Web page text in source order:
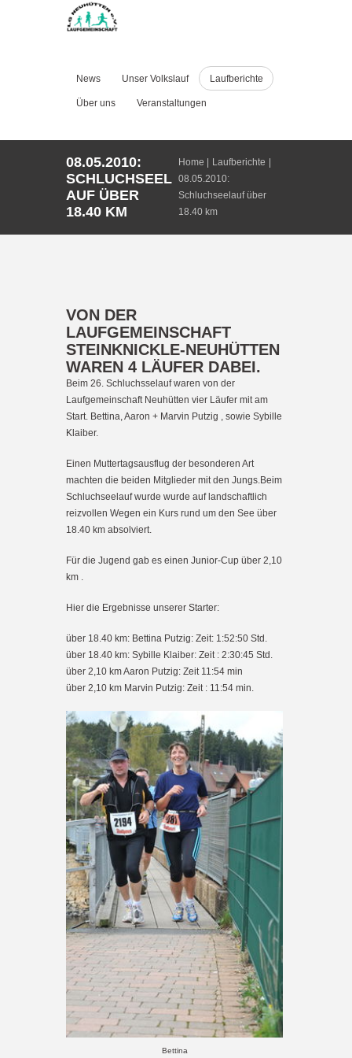
News Unser Volkslauf Laufberichte
Über uns Veranstaltungen
08.05.2010:
SCHLUCHSEEL
AUF ÜBER
18.40 KM
Home
Laufberichte
08.05.2010:
Schluchseelauf über
18.40 km
VON DER
LAUFGEMEINSCHAFT
STEINKNICKLE-NEUHÜTTEN
WAREN 4 LÄUFER DABEI.
Beim 26. Schluchsselauf waren von der
Laufgemeinschaft Neuhütten vier Läufer mit am
Start. Bettina, Aaron + Marvin Putzig , sowie Sybille
Klaiber.
Einen Muttertagsausflug der besonderen Art
machten die beiden Mitglieder mit den Jungs.Beim
Schluchseelauf wurde wurde auf landschaftlich
reizvollen Wegen ein Kurs rund um den See über
18.40 km absolviert.
Für die Jugend gab es einen Junior-Cup über 2,10
km .
Hier die Ergebnisse unserer Starter:
über 18.40 km: Bettina Putzig: Zeit: 1:52:50 Std.
über 18.40 km: Sybille Klaiber: Zeit : 2:30:45 Std.
über 2,10 km Aaron Putzig: Zeit 11:54 min
über 2,10 km Marvin Putzig: Zeit : 11:54 min.
Bettina